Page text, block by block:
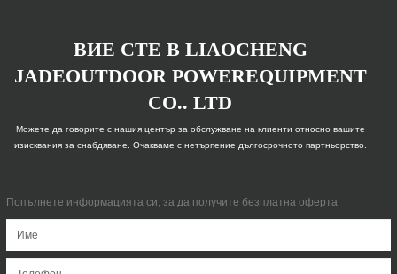
ВИЕ СТЕ В LIAOCHENG
JADEOUTDOOR POWEREQUIPMENT
CO.. LTD
Можете да говорите с нашия център за обслужване на клиенти относно вашите
изисквания за снабдяване. Очакваме с нетърпение дългосрочното партньорство.
Попълнете информацията си, за да получите безплатна оферта